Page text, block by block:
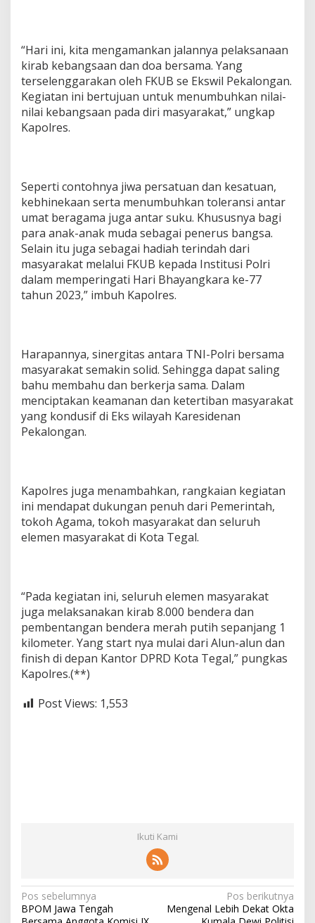
“Hari ini, kita mengamankan jalannya pelaksanaan
kirab kebangsaan dan doa bersama. Yang
terselenggarakan oleh FKUB se Ekswil Pekalongan.
Kegiatan ini bertujuan untuk menumbuhkan nilai-
nilai kebangsaan pada diri masyarakat,” ungkap
Kapolres.
Seperti contohnya jiwa persatuan dan kesatuan,
kebhinekaan serta menumbuhkan toleransi antar
umat beragama juga antar suku. Khususnya bagi
para anak-anak muda sebagai penerus bangsa.
Selain itu juga sebagai hadiah terindah dari
masyarakat melalui FKUB kepada Institusi Polri
dalam memperingati Hari Bhayangkara ke-77
tahun 2023,” imbuh Kapolres.
Harapannya, sinergitas antara TNI-Polri bersama
masyarakat semakin solid. Sehingga dapat saling
bahu membahu dan berkerja sama. Dalam
menciptakan keamanan dan ketertiban masyarakat
yang kondusif di Eks wilayah Karesidenan
Pekalongan.
Kapolres juga menambahkan, rangkaian kegiatan
ini mendapat dukungan penuh dari Pemerintah,
tokoh Agama, tokoh masyarakat dan seluruh
elemen masyarakat di Kota Tegal.
“Pada kegiatan ini, seluruh elemen masyarakat
juga melaksanakan kirab 8.000 bendera dan
pembentangan bendera merah putih sepanjang 1
kilometer. Yang start nya mulai dari Alun-alun dan
finish di depan Kantor DPRD Kota Tegal,” pungkas
Kapolres.(**)
Post Views: 1,553
Ikuti Kami
N
Pos sebelumnya
BPOM Jawa Tengah
Pos berikutnya
Mengenal Lebih Dekat Okta